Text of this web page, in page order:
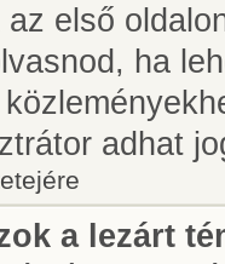
az első
ha
adhat
a lezárt